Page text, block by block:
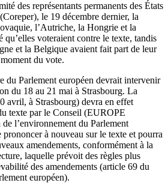
des représentants permanents des États
le 19 décembre dernier, la
l’Autriche, la Hongrie et la
voteraient contre le texte, tandis
et la Belgique avaient fait part de leur
du vote.
du Parlement européen devrait intervenir
du 18 au 21 mai à Strasbourg. La
avril, à Strasbourg) devra en effet
texte par le Conseil (EUROPE
l’environnement du Parlement
prononcer à nouveau sur le texte et pourra
amendements, conformément à la
laquelle prévoit des règles plus
des amendements (article 69 du
européen).